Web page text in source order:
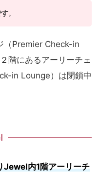
。
（Premier Check-in
階にあるアーリーチェ
in Lounge）は閉鎖中
内1階アーリーチ